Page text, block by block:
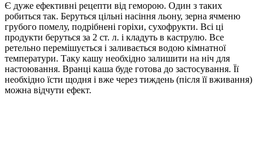
Є дуже ефективні рецепти від геморою. Один з таких
робиться так. Беруться цільні насіння льону, зерна ячменю
грубого помелу, подрібнені горіхи, сухофрукти. Всі ці
продукти беруться за 2 ст. л. і кладуть в каструлю. Все
ретельно перемішується і заливається водою кімнатної
температури. Таку кашу необхідно залишити на ніч для
настоювання. Вранці каша буде готова до застосування. Її
необхідно їсти щодня і вже через тиждень (після її вживання)
можна відчути ефект.